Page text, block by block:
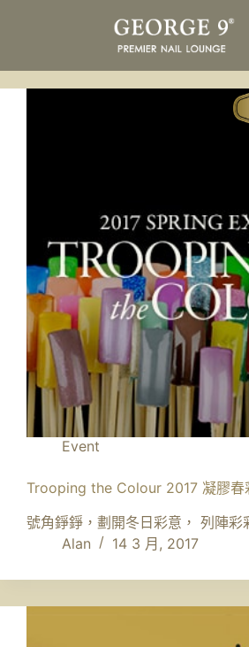
Event
Trooping the Colour 2017 凝膠春
號角錚錚，劃開冬日彩意， 列陣
Alan
14 3 月, 2017